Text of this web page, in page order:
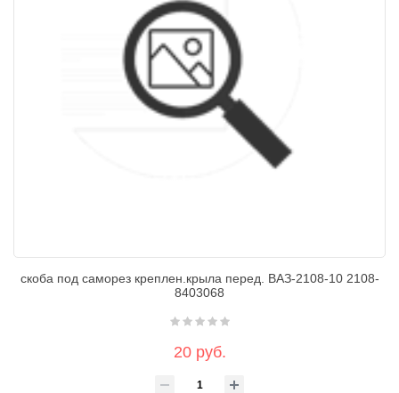
скоба под саморез креплен.крыла перед. ВАЗ-2108-10 2108-
8403068
20 руб.